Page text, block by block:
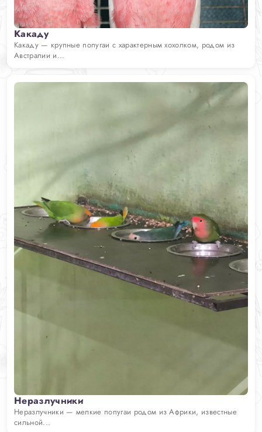
Какаду
Какаду — крупные попугаи с характерным хохолком, родом из
Австралии и...
Неразлучники
Неразлучники — мелкие попугаи родом из Африки, известные
сильной...